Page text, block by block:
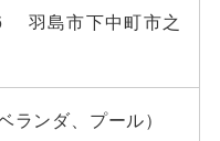
羽島市下中町市之
ランダ、プール）